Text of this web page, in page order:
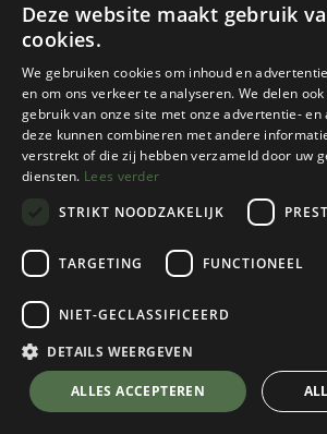
Craenen
De Mooiste
€19,95
💬 Stel je vraag over dit
Deze website maakt gebruik
cookies.
We gebruiken cookies om inhoud en
en om ons verkeer te analyseren. We delen
gebruik van onze site met onze advertentie- en
deze kunnen combineren met andere
verstrekt of die zij hebben verzameld door uw
diensten. Lees verder
STRIKT NOODZAKELIJK
TARGETING FUNCTIONEEL
NIET-GECLASSIFICEERD
DETAILS WEERGEVEN
ALLES ACCEPTEREN